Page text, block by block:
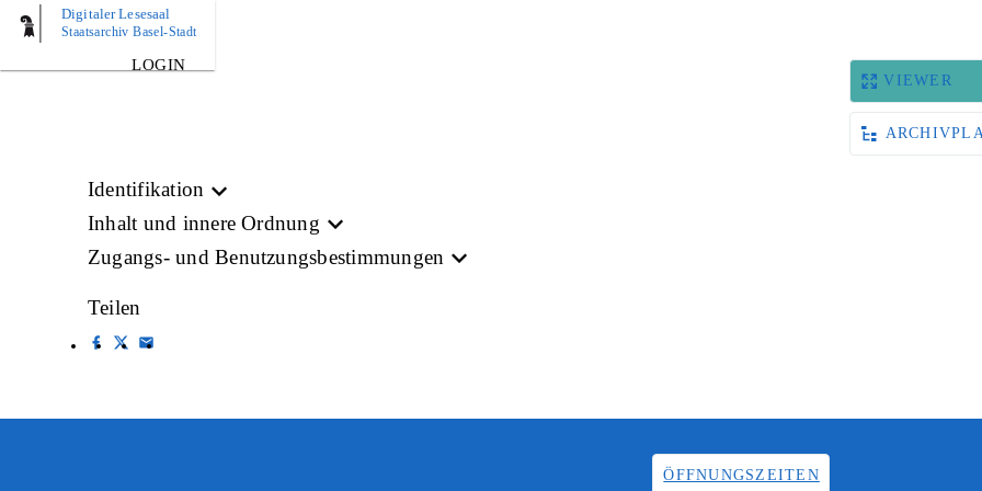
Digitaler Lesesaal
Staatsarchiv Basel-Stadt
LOGIN
BILD
VIEWER
Identifikation
Inhalt und innere Ordnung
Zugangs- und Benutzungsbestimmungen
Teilen
ÖFFNUNGSZEITEN